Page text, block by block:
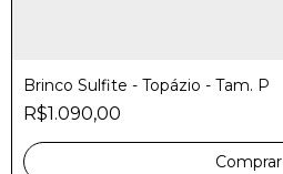
Brinco Sulfite - Topázio - Tam. P
R$1.090,00
Comprar